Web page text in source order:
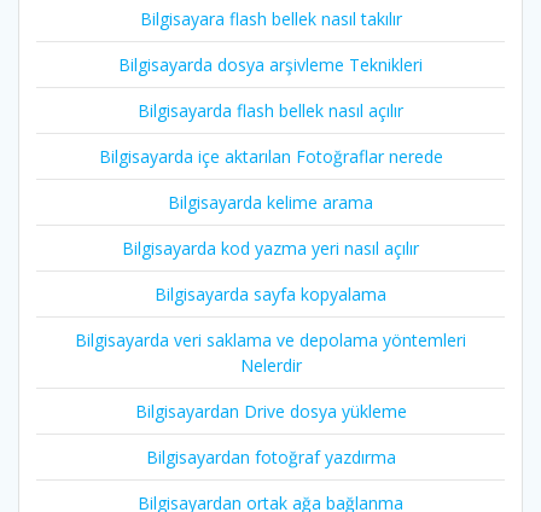
Bilgisayara flash bellek nasıl takılır
Bilgisayarda dosya arşivleme Teknikleri
Bilgisayarda flash bellek nasıl açılır
Bilgisayarda içe aktarılan Fotoğraflar nerede
Bilgisayarda kelime arama
Bilgisayarda kod yazma yeri nasıl açılır
Bilgisayarda sayfa kopyalama
Bilgisayarda veri saklama ve depolama yöntemleri
Nelerdir
Bilgisayardan Drive dosya yükleme
Bilgisayardan fotoğraf yazdırma
Bilgisayardan ortak ağa bağlanma